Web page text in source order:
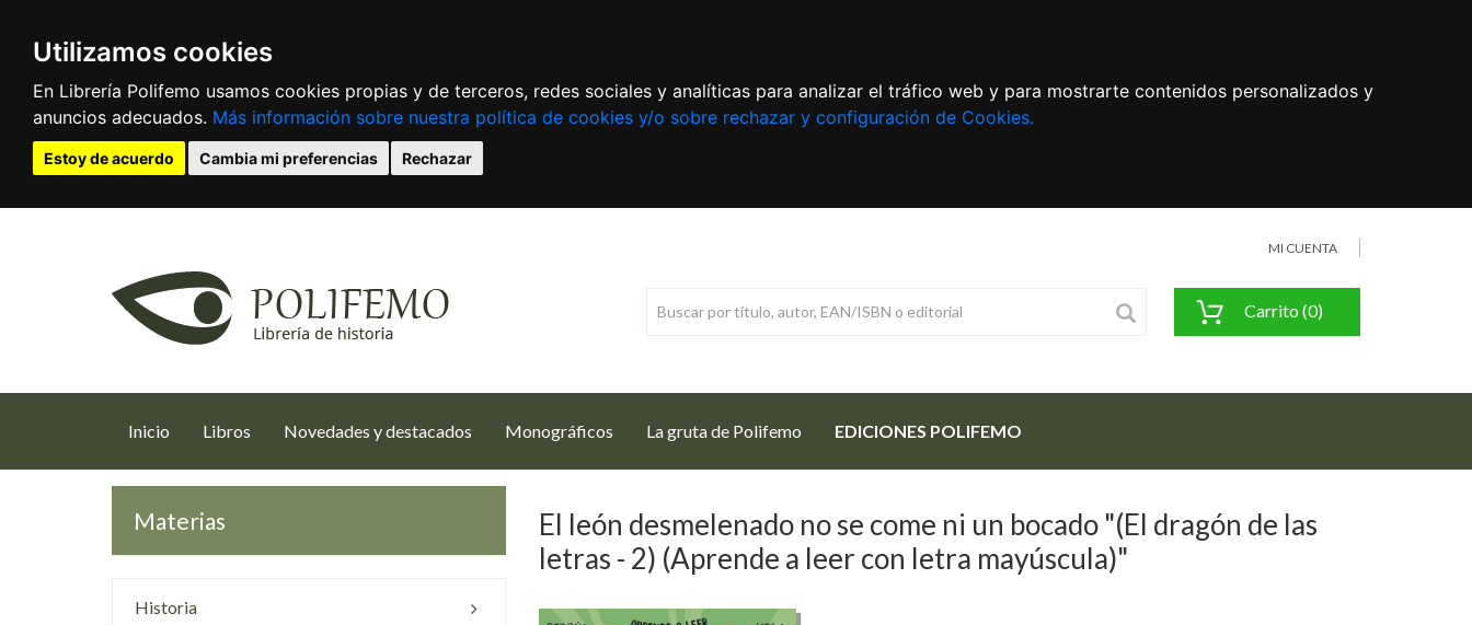
Utilizamos cookies
En Librería Polifemo usamos cookies propias y de terceros, redes sociales y analíticas para analizar el tráfico web y para mostrarte contenidos personalizados y
anuncios adecuados. Más información sobre nuestra política de cookies y/o sobre rechazar y configuración de Cookies.
Estoy de acuerdo Cambia mi preferencias Rechazar
MI CUENTA
Carrito (0)
Inicio (current)
Libros Novedades y destacados Monográficos La gruta de Polifemo EDICIONES POLIFEMO
Materias
Historia
El león desmelenado no se come ni un bocado "(El dragón de las
letras - 2) (Aprende a leer con letra mayúscula)"